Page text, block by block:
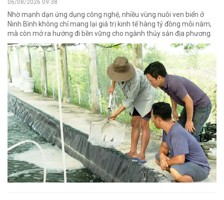
06/08/2026 09:38
Nhờ mạnh dạn ứng dụng công nghệ, nhiều vùng nuôi ven biển ở
Ninh Bình không chỉ mang lại giá trị kinh tế hàng tỷ đồng mỗi năm,
mà còn mở ra hướng đi bền vững cho ngành thủy sản địa phương.